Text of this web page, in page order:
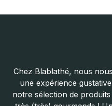
Chez Blablathé, nous
une expérience
notre sélection de